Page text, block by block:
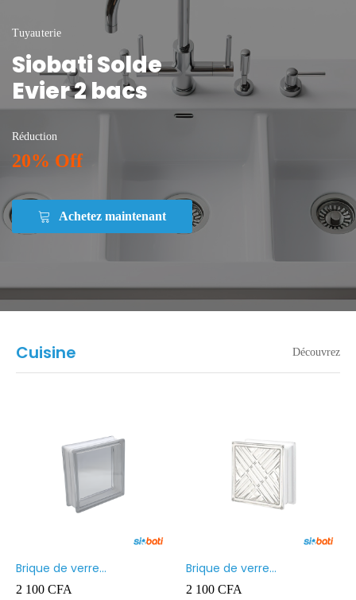
Tuyauterie
Siobati Solde
Evier 2 bacs
Réduction
20% Off
Achetez maintenant
Cuisine Découvrez
Brique de verre
190X190X80MM Transparent
2 100 CFA
Brique de verre
190X190X80MM CROSS
2 100 CFA